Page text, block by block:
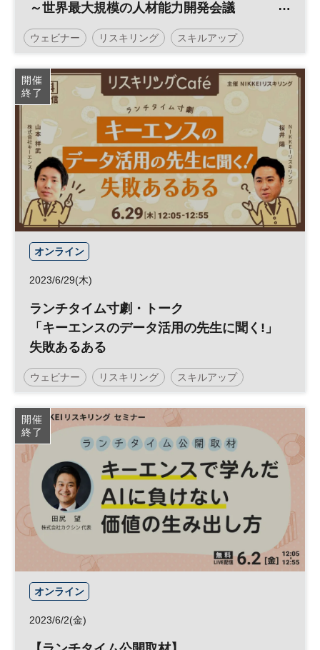
～世界最大規模の人材能力開発会議
「ATD」出張記～
ウェビナー リスキリング スキルアップ
参加無料
開催
終了
オンライン
2023/6/29(木)
ランチタイム寸劇・トーク
「キーエンスのデータ活用の先生に聞く!」
失敗あるある
ウェビナー リスキリング スキルアップ
テクノロジー
参加無料
開催
終了
オンライン
2023/6/2(金)